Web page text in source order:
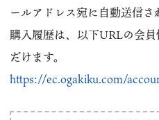
ールアドレス宛に自動送信さ
購入履歴は、以下URLの会
だけます。
https://ec.ogakiku.com/